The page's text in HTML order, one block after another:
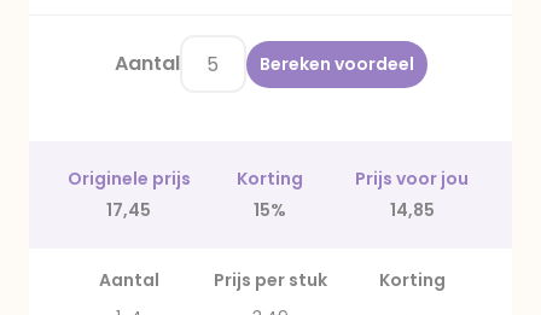
Aantal Bereken voordeel
Originele prijs Korting
Prijs voor jou
17,45
15% 14,85
Aantal Prijs per stuk
Korting